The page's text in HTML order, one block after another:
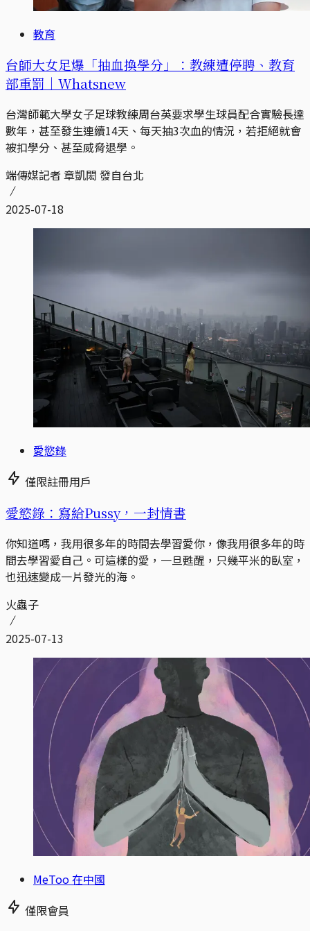
教育
台師大女足爆「抽血換學分」：教練遭停聘、教育
部重罰｜Whatsnew
台灣師範大學女子足球教練周台英要求學生球員配合實驗長達
數年，甚至發生連續14天、每天抽3次血的情況，若拒絕就會
被扣學分、甚至威脅退學。
端傳媒記者 章凱閎 發自台北
2025-07-18
愛慾錄
僅限註冊用戶
愛慾錄：寫給Pussy，一封情書
你知道嗎，我用很多年的時間去學習愛你，像我用很多年的時
間去學習愛自己。可這樣的愛，一旦甦醒，只幾平米的臥室，
也迅速變成一片發光的海。
火蟲子
2025-07-13
MeToo 在中國
僅限會員